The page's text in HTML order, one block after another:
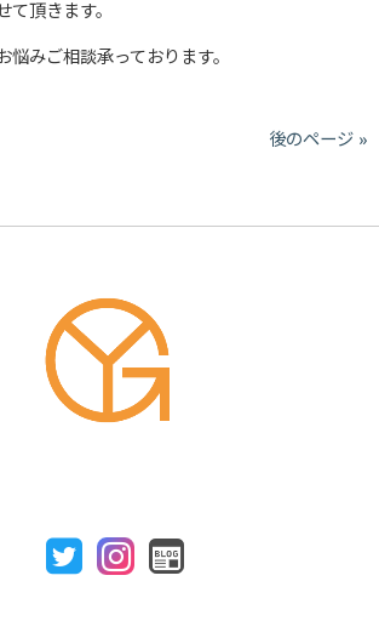
て頂きます。
悩みご相談承っております。
後のページ »